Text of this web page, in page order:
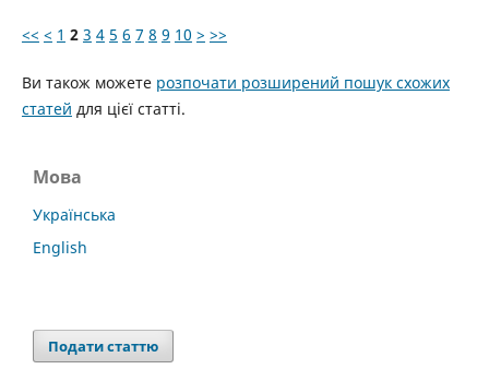
<< < 1 2 3 4 5 6 7 8 9 10 > >>
Ви також можете розпочати розширений пошук схожих
статей для цієї статті.
Мова
Українська
English
Подати статтю